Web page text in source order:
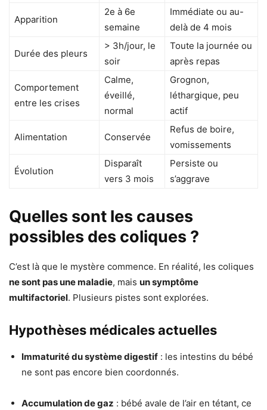
Apparition
2e à 6e
semaine
Immédiate ou au-
delà de 4 mois
Durée des pleurs
> 3h/jour, le
soir
Toute la journée ou
après repas
Comportement
entre les crises
Calme,
éveillé,
normal
Grognon,
léthargique, peu
actif
Alimentation Conservée
Refus de boire,
vomissements
Évolution
Disparaît
vers 3 mois
Persiste ou
s’aggrave
Quelles sont les causes
possibles des coliques ?
C’est là que le mystère commence. En réalité, les coliques
ne sont pas une maladie, mais un symptôme
multifactoriel. Plusieurs pistes sont explorées.
Hypothèses médicales actuelles
Immaturité du système digestif : les intestins du bébé
ne sont pas encore bien coordonnés.
Accumulation de gaz : bébé avale de l’air en tétant, ce